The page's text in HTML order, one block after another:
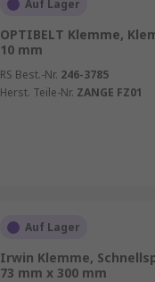
Auf Lager
OPTIBELT Klemme,
10 mm
RS Best.-Nr. 246-3785
Herst. Teile-Nr. ZANGE FZ01
Auf Lager
Irwin Klemme,
73 mm x 300 mm